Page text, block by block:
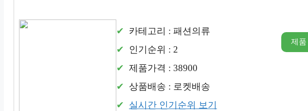
카테고리 : 패션의류
인기순위 : 2
제품가격 : 38900
상품배송 : 로켓배송
실시간 인기순위 보기
제품